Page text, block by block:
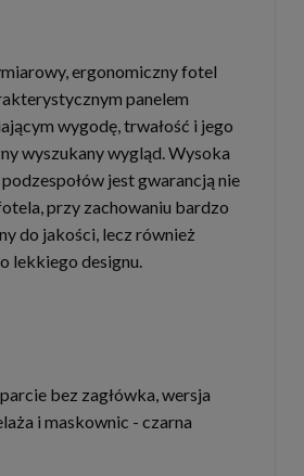
ergonomiczny fotel
panelem
wygodę, trwałość i jego
wyszukany wygląd. Wysoka
jest gwarancją nie
przy zachowaniu bardzo
do jakości, lecz również
lekkiego designu.
bez zagłówka, wersja
i maskownic - czarna